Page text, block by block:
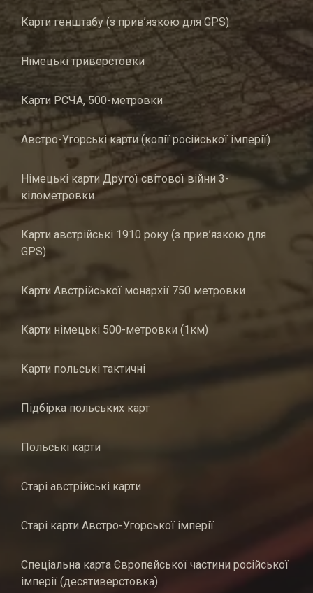
Карти генштабу (з прив’язкою для GPS)
Німецькі триверстовки
Карти РСЧА, 500-метровки
Австро-Угорські карти (копії російської імперії)
Німецькі карти Другої світової війни 3-
кілометровки
Карти австрійські 1910 року (з прив’язкою для
GPS)
Карти Австрійської монархії 750 метровки
Карти німецькі 500-метровки (1км)
Карти польські тактичні
Підбірка польських карт
Польські карти
Старі австрійські карти
Старі карти Австро-Угорської імперії
Спеціальна карта Європейської частини російської
імперії (десятиверстовка)